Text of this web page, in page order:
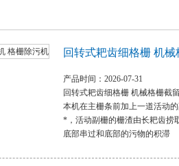
回转式耙齿细格栅 机
产品时间：2026-07-31
回转式耙齿细格栅 机械格栅截
本机在主栅条前加上一道活动
*，活动副栅的栅渣由长耙齿捞
底部串过和底部的污物的积滞